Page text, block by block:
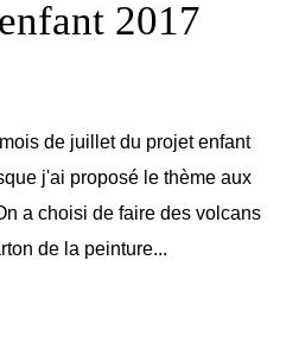
2017
de juillet du projet enfant
j'ai proposé le thème aux
a choisi de faire des volcans
de la peinture...